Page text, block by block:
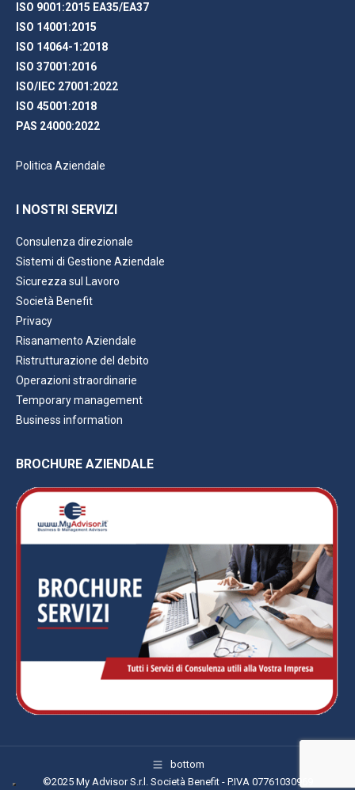
ISO 9001:2015 EA35/EA37
ISO 14001:2015
ISO 14064-1:2018
ISO 37001:2016
ISO/IEC 27001:2022
ISO 45001:2018
PAS 24000:2022
Politica Aziendale
I NOSTRI SERVIZI
Consulenza direzionale
Sistemi di Gestione Aziendale
Sicurezza sul Lavoro
Società Benefit
Privacy
Risanamento Aziendale
Ristrutturazione del debito
Operazioni straordinarie
Temporary management
Business information
BROCHURE AZIENDALE
bottom
©2025 My Advisor S.r.l. Società Benefit - P.IVA 07761030969